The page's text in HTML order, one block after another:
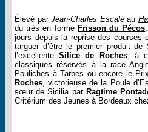
Élevé parJean-Charles Escaléau
du très en forme Frisson du Pécos
jours depuis la reprise des courses
targuer d’être le premier produit de
l’excellenteSilice de Roches, à
classiques réservés à la race
Pouliches à Tarbes ou encore le
Roches, victorieuse de la Poule
sœur de Sicilia par Ragtime
Critérium des Jeunes à Bordeaux